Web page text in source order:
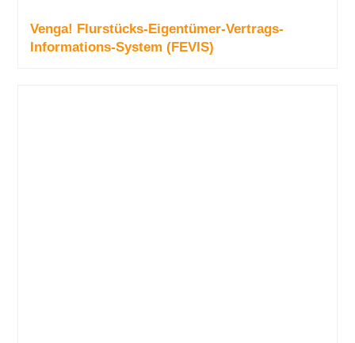
Venga! Flurstücks-Eigentümer-Vertrags-
Informations-System (FEVIS)